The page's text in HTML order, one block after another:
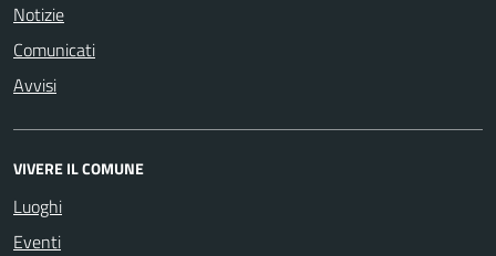
Notizie
Comunicati
Avvisi
VIVERE IL COMUNE
Luoghi
Eventi